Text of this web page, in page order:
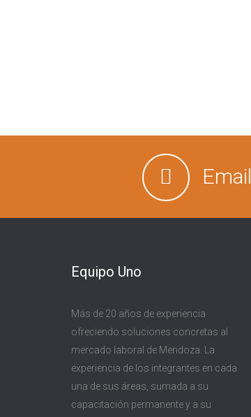
Email
Equipo Uno
Más de 20 años de experiencia
ofreciendo soluciones concretas al
mercado laboral de Mendoza. La
experiencia de los integrantes en cada
una de sus áreas, sumada a su
capacitación permanente y a su